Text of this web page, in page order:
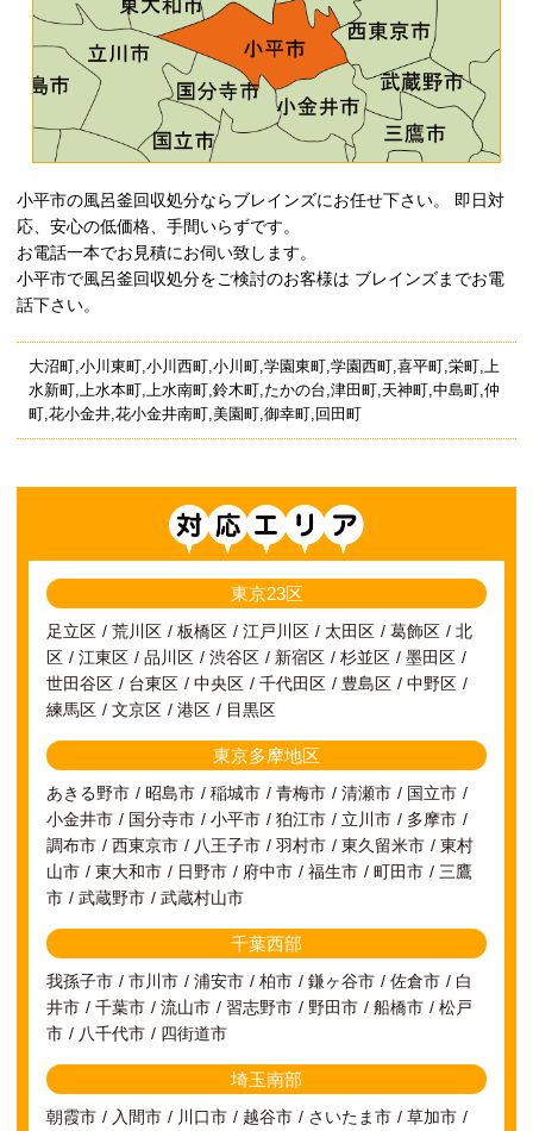
小平市の風呂釜回収処分ならブレインズにお任せ下さい。 即日対
応、安心の低価格、手間いらずです。
お電話一本でお見積にお伺い致します。
小平市で風呂釜回収処分をご検討のお客様は ブレインズまでお電
話下さい。
大沼町,小川東町,小川西町,小川町,学園東町,学園西町,喜平町,栄町,上
水新町,上水本町,上水南町,鈴木町,たかの台,津田町,天神町,中島町,仲
町,花小金井,花小金井南町,美園町,御幸町,回田町
東京23区
足立区 荒川区 板橋区 江戸川区 太田区 葛飾区
北
区
江東区 品川区 渋谷区 新宿区 杉並区
墨田区
世田谷区
台東区 中央区 千代田区 豊島区
中野区
練馬区
文京区 港区 目黒区
東京多摩地区
あきる野市 昭島市 稲城市 青梅市 清瀬市
国立市
小金井市
国分寺市 小平市 狛江市 立川市
多摩市
調布市
西東京市 八王子市 羽村市 東久留米市
東村
山市
東大和市 日野市 府中市 福生市 町田市
三鷹
市
武蔵野市 武蔵村山市
千葉西部
我孫子市 市川市 浦安市 柏市 鎌ヶ谷市 佐倉市
白
井市
千葉市 流山市 習志野市 野田市 船橋市
松戸
市
八千代市 四街道市
埼玉南部
朝霞市 入間市 川口市 越谷市 さいたま市
草加市